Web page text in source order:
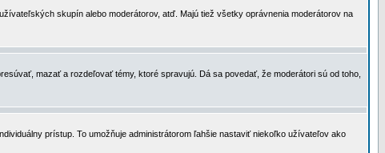
skupín alebo moderátorov, atď. Majú tiež všetky oprávnenia moderátorov na
mazať a rozdeľovať témy, ktoré spravujú. Dá sa povedať, že moderátori sú od toho,
prístup. To umožňuje administrátorom ľahšie nastaviť niekoľko užívateľov ako